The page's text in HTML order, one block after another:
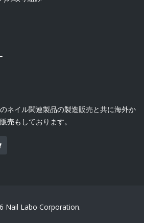
ネイル関連製品の製造販売と共に海外か
売もしております。
Nail Labo Corporation.